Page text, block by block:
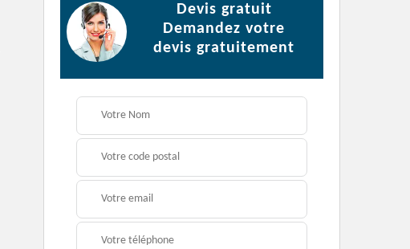
Devis gratuit
Demandez votre
devis gratuitement